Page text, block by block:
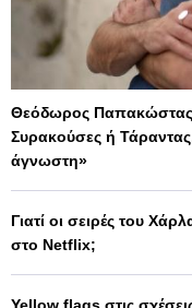
Θεόδωρος
Συρακούσες ή
άγνωστη»
Γιατί οι σειρές του
στο Netflix;
Yellow flags στις